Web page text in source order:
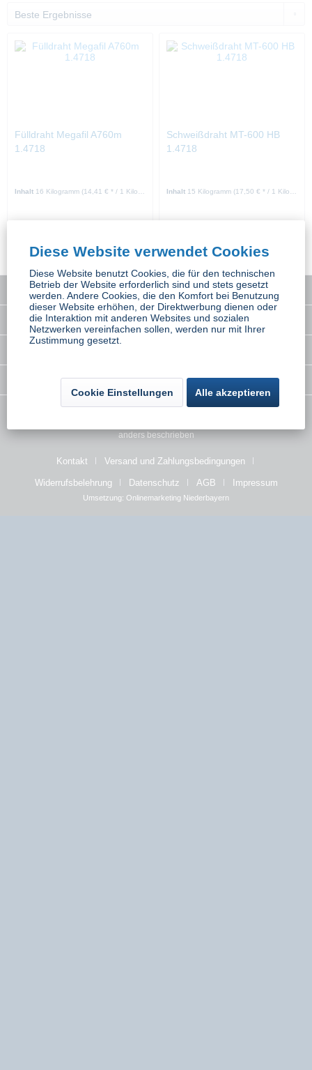
Fülldraht Megafil A760m
1.4718
Inhalt 16 Kilogramm (14,41 € * / 1 Kilogramm)
Schweißdraht MT-600 HB
1.4718
Inhalt 15 Kilogramm (17,50 € * / 1 Kilogramm)
Service Hotline
Interessantes
Newsletter
anders beschrieben
Kontakt Versand und Zahlungsbedingungen
Widerrufsbelehrung Datenschutz AGB Impressum
Umsetzung: Onlinemarketing Niederbayern
Diese Website verwendet Cookies
Diese Website benutzt Cookies, die für den technischen
Betrieb der Website erforderlich sind und stets gesetzt
werden. Andere Cookies, die den Komfort bei Benutzung
dieser Website erhöhen, der Direktwerbung dienen oder
die Interaktion mit anderen Websites und sozialen
Netzwerken vereinfachen sollen, werden nur mit Ihrer
Zustimmung gesetzt.
Cookie Einstellungen Alle akzeptieren